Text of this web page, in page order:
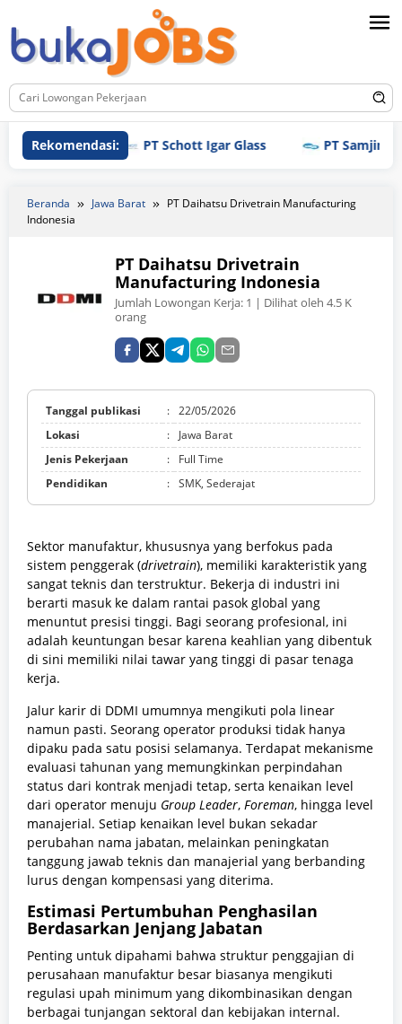
ke
konten
Rekomendasi:PT Schott Igar Glass PT Samjin
Beranda Jawa Barat
PT Daihatsu Drivetrain Manufacturing
Indonesia
PT Daihatsu Drivetrain
Manufacturing Indonesia
Jumlah Lowongan Kerja: 1 | Dilihat oleh 4.5 K
orang
Tanggal publikasi : 22/05/2026
Lokasi
:
Jawa Barat
Jenis Pekerjaan
:
Full Time
Pendidikan
: SMK, Sederajat
Sektor manufaktur, khususnya yang berfokus pada
sistem penggerak (drivetrain), memiliki karakteristik yang
sangat teknis dan terstruktur. Bekerja di industri ini
berarti masuk ke dalam rantai pasok global yang
menuntut presisi tinggi. Bagi seorang profesional, ini
adalah keuntungan besar karena keahlian yang dibentuk
di sini memiliki nilai tawar yang tinggi di pasar tenaga
kerja.
Jalur karir di DDMI umumnya mengikuti pola linear
namun pasti. Seorang operator produksi tidak hanya
dipaku pada satu posisi selamanya. Terdapat mekanisme
evaluasi tahunan yang memungkinkan perpindahan
status dari kontrak menjadi tetap, serta kenaikan level
dari operator menuju Group Leader, Foreman, hingga level
manajerial. Setiap kenaikan level bukan sekadar
perubahan nama jabatan, melainkan peningkatan
tanggung jawab teknis dan manajerial yang berbanding
lurus dengan kompensasi yang diterima.
Estimasi Pertumbuhan Penghasilan
Berdasarkan Jenjang Jabatan
Penting untuk dipahami bahwa struktur penggajian di
perusahaan manufaktur besar biasanya mengikuti
regulasi upah minimum yang dikombinasikan dengan
berbagai tunjangan sektoral dan kebijakan internal.